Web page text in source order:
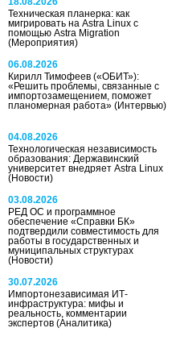
Техническая планерка: как
мигрировать на Astra Linux с
помощью Astra Migration
(Мероприятия)
06.08.2026
Кирилл Тимофеев («ОБИТ»):
«Решить проблемы, связанные с
импортозамещением, поможет
планомерная работа» (Интервью)
04.08.2026
Технологическая независимость
образования: Державинский
университет внедряет Astra Linux
(Новости)
03.08.2026
РЕД ОС и программное
обеспечение «Справки БК»
подтвердили совместимость для
работы в государственных и
муниципальных структурах
(Новости)
30.07.2026
Импортонезависимая ИТ-
инфраструктура: мифы и
реальность, комментарии
экспертов (Аналитика)